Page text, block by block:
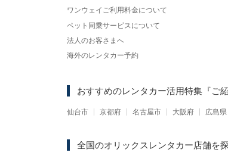
ワンウェイご利用料金について
ペット同乗サービスについて
法人のお客さまへ
海外のレンタカー予約
おすすめのレンタカー活用特集 『ご
仙台市 京都府 名古屋市 大阪府 広島県
全国のオリックスレンタカー店舗を